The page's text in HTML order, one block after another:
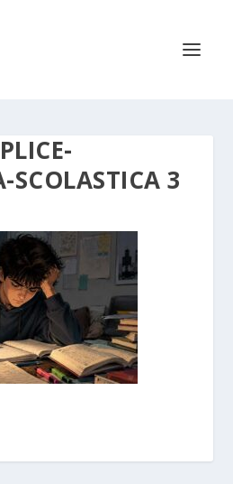
SCOLASTICA 3